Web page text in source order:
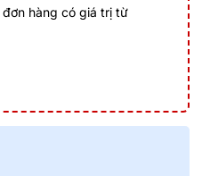
hàng có giá trị từ